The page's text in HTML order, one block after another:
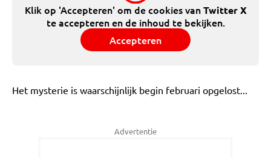
Klik op 'Accepteren' om de cookies vanTwitter X
te accepteren en de inhoud te bekijken.
Accepteren
Het mysterie is waarschijnlijk begin februari opgelost...
Advertentie